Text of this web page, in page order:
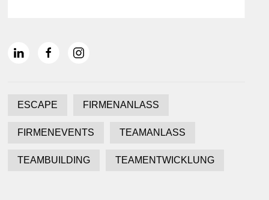
ESCAPE FIRMENANLASS
FIRMENEVENTS TEAMANLASS
TEAMBUILDING TEAMENTWICKLUNG